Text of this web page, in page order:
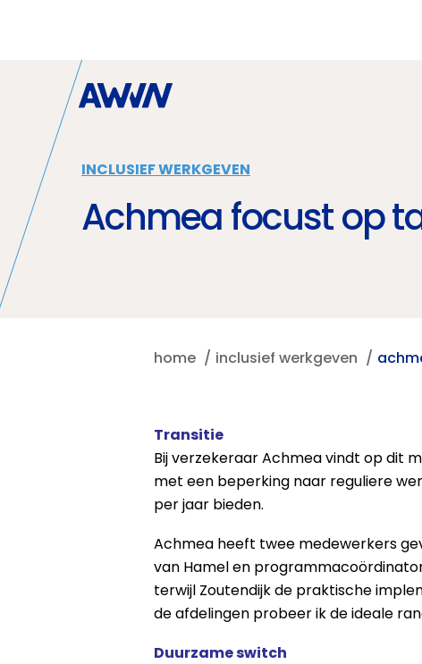
INCLUSIEF WERKGEVEN
Achmea focust op
home inclusief werkgeven
Transitie
Bij verzekeraar Achmea vindt op dit
met een beperking naar reguliere
per jaar bieden.
Achmea heeft twee medewerkers
van Hamel en
terwijl Zoutendijk de praktische
de afdelingen probeer ik de ideale
Duurzame switch